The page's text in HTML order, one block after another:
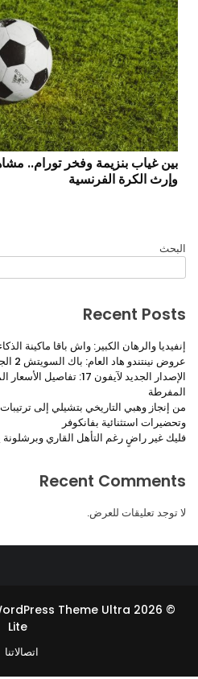
غياب بنزيمة وفخر تورام.. مشاهد
الكرة الفرنسية
Recent
والرهان الكبير: واش باقا ماكينة الذكاء
هاد العام: باك السويتش 2 الجديد وتحديث ألارمو، شنو البلان؟
الإصدار الجديد لآيفون 17: تفاصيل
استثنائية بفانكوفر
غير راضٍ رغم التأهل القاري وبرشلونة يوجه
Recent
تعليقات للعرض.
Ultra
اتصالاتنا